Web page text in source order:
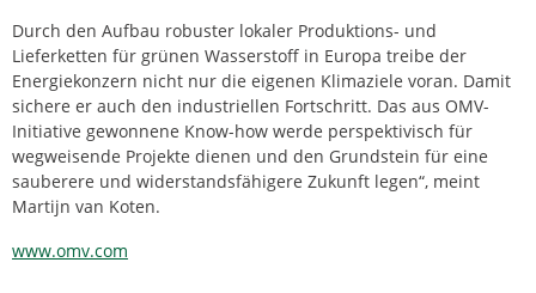
Durch den Aufbau robuster lokaler Produktions- und
Lieferketten für grünen Wasserstoff in Europa treibe der
Energiekonzern nicht nur die eigenen Klimaziele voran. Damit
sichere er auch den industriellen Fortschritt. Das aus OMV-
Initiative gewonnene Know-how werde perspektivisch für
wegweisende Projekte dienen und den Grundstein für eine
sauberere und widerstandsfähigere Zukunft legen“, meint
Martijn van Koten.
www.omv.com